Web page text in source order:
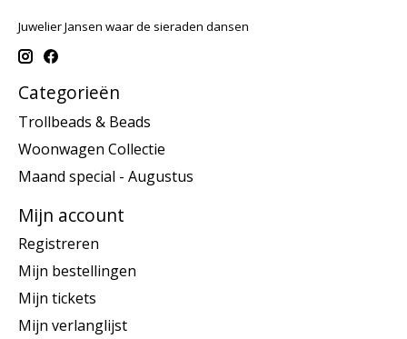
Juwelier Jansen waar de sieraden dansen
Categorieën
Trollbeads & Beads
Woonwagen Collectie
Maand special - Augustus
Mijn account
Registreren
Mijn bestellingen
Mijn tickets
Mijn verlanglijst